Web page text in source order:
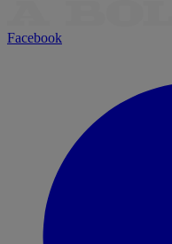
Facebook